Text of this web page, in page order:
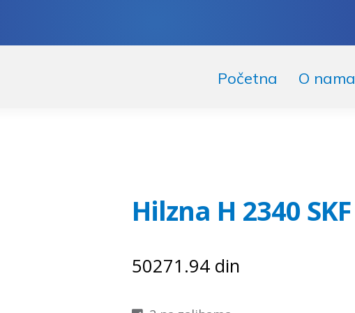
Početna O nama
Hilzna H 2340 SKF
50271.94 din